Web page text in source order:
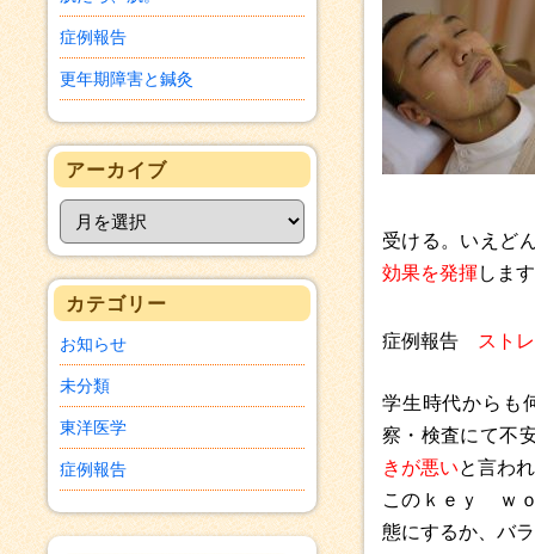
症例報告
更年期障害と鍼灸
アーカイブ
カテゴリー
お知らせ
未分類
東洋医学
症例報告
受ける。いえど
効果を発揮しま
症例報告 スト
学生時代からも
察・検査にて不
きが悪いと言わ
このｋｅｙ ｗ
態にするか、バ